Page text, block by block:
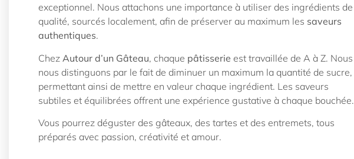
exceptionnel. Nous attachons une importance à utiliser des ingrédients de
qualité, sourcés localement, afin de préserver au maximum les saveurs
authentiques.
Chez Autour d’un Gâteau, chaque pâtisserie est travaillée de A à Z. Nous
nous distinguons par le fait de diminuer un maximum la quantité de sucre,
permettant ainsi de mettre en valeur chaque ingrédient. Les saveurs
subtiles et équilibrées offrent une expérience gustative à chaque bouchée.
Vous pourrez déguster des gâteaux, des tartes et des entremets, tous
préparés avec passion, créativité et amour.